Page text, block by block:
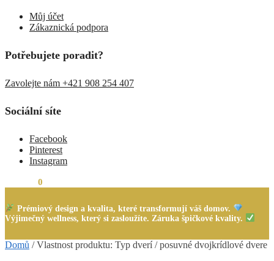
Můj účet
Zákaznická podpora
Potřebujete poradit?
Zavolejte nám +421 908 254 407
Sociální síte
Facebook
Pinterest
Instagram
0
Prémiový design a kvalita, které transformují váš domov.
Výjimečný wellness, který si zasloužíte. Záruka špičkové kvality.
Domů /Vlastnost produktu: Typ dverí/posuvné dvojkrídlové dvere